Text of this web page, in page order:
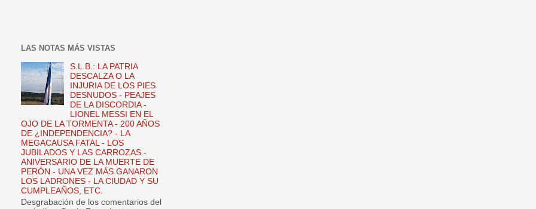
LAS NOTAS MÁS VISTAS
S.L.B.: LA PATRIA
DESCALZA O LA
INJURIA DE LOS PIES
DESNUDOS - PEAJES
DE LA DISCORDIA -
LIONEL MESSI EN EL
OJO DE LA TORMENTA - 200 AÑOS
DE ¿INDEPENDENCIA? - LA
MEGACAUSA FATAL - LOS
JUBILADOS Y LAS CARROZAS -
ANIVERSARIO DE LA MUERTE DE
PERÓN - UNA VEZ MÁS GANARON
LOS LADRONES - LA CIUDAD Y SU
CUMPLEAÑOS, ETC.
Desgrabación de los comentarios del